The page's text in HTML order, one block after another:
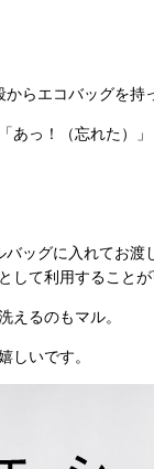
らエコバッグを持
っ！（忘れた）」
ッグに入れてお渡
て利用することが
えるのもマル。
しいです。